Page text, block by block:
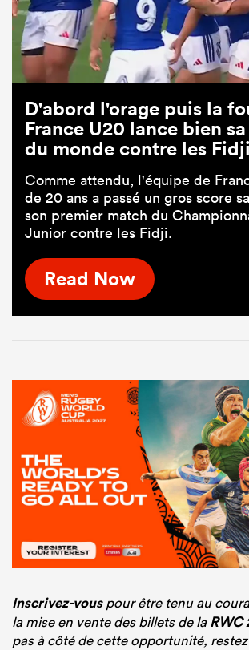
D'abord l'orage puis la
France U20 lance bien
du monde contre les Fidji
Comme attendu, l'équipe de
de 20 ans a passé un gros score
son premier match du
Junior contre les Fidji.
Read Now
Inscrivez-vouspour être tenu au
la mise en vente des billets de laRWC
pas à côté de cette opportunité,